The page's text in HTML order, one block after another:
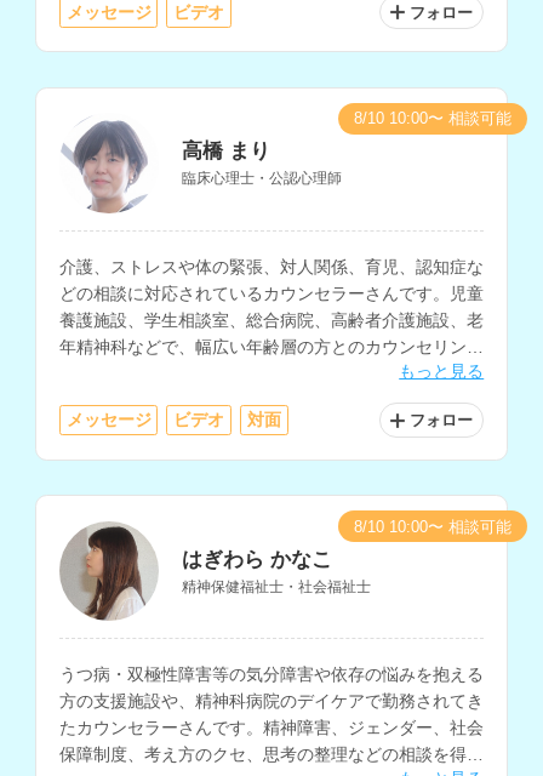
メッセージ ビデオ フォロー
高橋 まり
臨床心理士・公認心理師
介護、ストレスや体の緊張、対人関係、育児、認知症な
どの相談に対応されているカウンセラーさんです。児童
養護施設、学生相談室、総合病院、高齢者介護施設、老
年精神科などで、幅広い年齢層の方とのカウンセリング
もっと見る
メッセージ ビデオ 対面 フォロー
8/10 10:00〜 相談可能
はぎわら かなこ
精神保健福祉士・社会福祉士
うつ病・双極性障害等の気分障害や依存の悩みを抱える
方の支援施設や、精神科病院のデイケアで勤務されてき
たカウンセラーさんです。精神障害、ジェンダー、社会
保障制度、考え方のクセ、思考の整理などの相談を得意
8/10 10:00〜 相談可能